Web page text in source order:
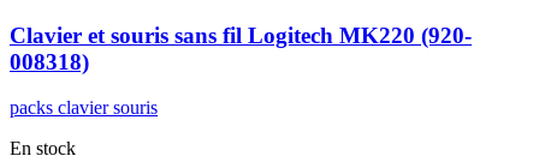
Clavier et souris sans fil Logitech MK220 (920-
008318)
packs clavier souris
En stock